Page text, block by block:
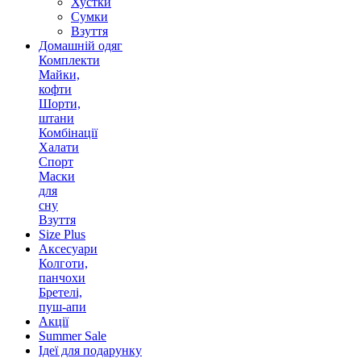
Сумки
Взуття
Домашній одяг
Комплекти
Майки,
кофти
Шорти,
штани
Комбінації
Халати
Спорт
Маски
для
сну
Взуття
Size Plus
Аксесуари
Колготи,
панчохи
Бретелі,
пуш-апи
Акції
Summer Sale
Ідеї для подарунку